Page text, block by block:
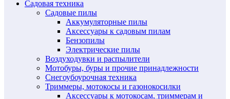
Садовая техника
Садовые пилы
Аккумуляторные пилы
Аксессуары к садовым пилам
Бензопилы
Электрические пилы
Воздуходувки и распылители
Мотобуры, буры и прочие принадлежности
Снегоубоурочная техника
Триммеры, мотокосы и газонокосилки
Аксессуары к мотокосам, триммерам и